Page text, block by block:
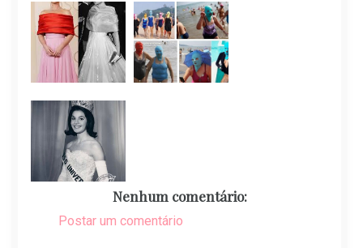
Nenhum comentário:
Postar um comentário